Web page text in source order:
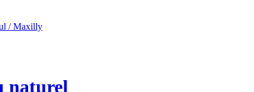
/ Maxilly
naturel